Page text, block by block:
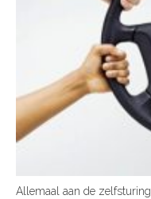
Allemaal aan de zelfsturing